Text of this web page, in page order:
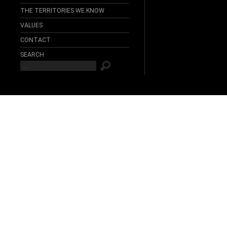
THE TERRITORIES WE KNOW
VALUES
CONTACT
SEARCH